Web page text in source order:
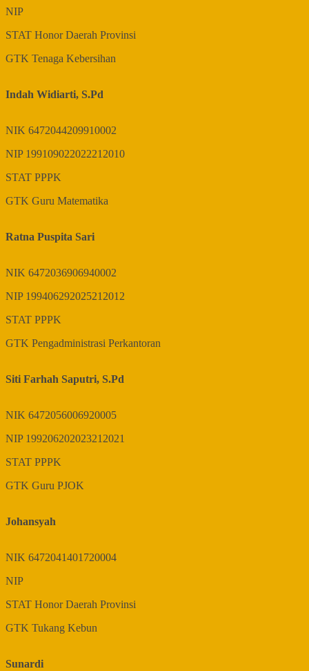
NIP
STAT Honor Daerah Provinsi
GTK Tenaga Kebersihan
Indah Widiarti, S.Pd
NIK 6472044209910002
NIP 199109022022212010
STAT PPPK
GTK Guru Matematika
Ratna Puspita Sari
NIK 6472036906940002
NIP 199406292025212012
STAT PPPK
GTK Pengadministrasi Perkantoran
Siti Farhah Saputri, S.Pd
NIK 6472056006920005
NIP 199206202023212021
STAT PPPK
GTK Guru PJOK
Johansyah
NIK 6472041401720004
NIP
STAT Honor Daerah Provinsi
GTK Tukang Kebun
Sunardi